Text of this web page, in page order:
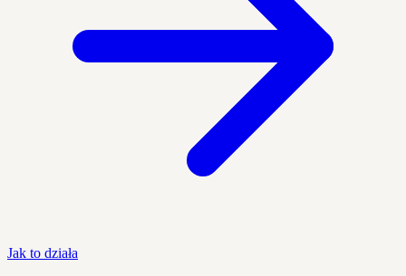
Jak to działa